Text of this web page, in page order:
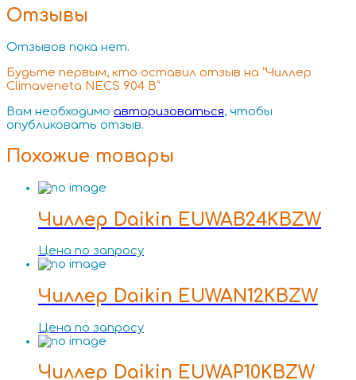
Отзывы
Отзывов пока нет.
Будьте первым, кто оставил отзыв на “Чиллер
Climaveneta NECS 904 B”
Вам необходимо авторизоваться, чтобы
опубликовать отзыв.
Похожие товары
Чиллер Daikin EUWAB24KBZW
Цена по запросу
Чиллер Daikin EUWAN12KBZW
Цена по запросу
Чиллер Daikin EUWAP10KBZW